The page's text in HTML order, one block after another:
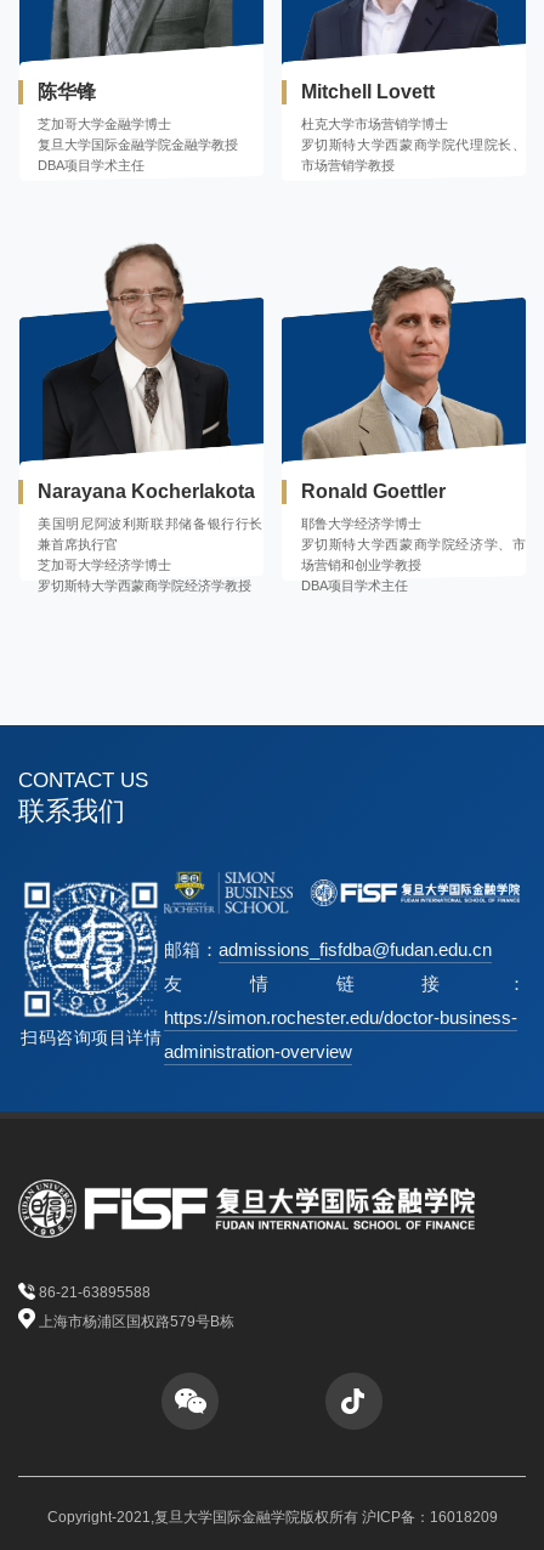
陈华锋
芝加哥大学金融学博士
复旦大学国际金融学院金融学教授
DBA项目学术主任
Mitchell Lovett
杜克大学市场营销学博士
罗切斯特大学西蒙商学院代理院长、
市场营销学教授
Narayana Kocherlakota
美国明尼阿波利斯联邦储备银行行长
兼首席执行官
芝加哥大学经济学博士
罗切斯特大学西蒙商学院经济学教授
Ronald Goettler
耶鲁大学经济学博士
罗切斯特大学西蒙商学院经济学、市
场营销和创业学教授
DBA项目学术主任
CONTACT US
联系我们
扫码咨询项目详情
邮箱： admissions_fisfdba@fudan.edu.cn
友情链接：
https://simon.rochester.edu/doctor-business-
administration-overview
86-21-63895588
上海市杨浦区国权路579号B栋
Copyright-2021,复旦大学国际金融学院版权所有 沪ICP备：16018209